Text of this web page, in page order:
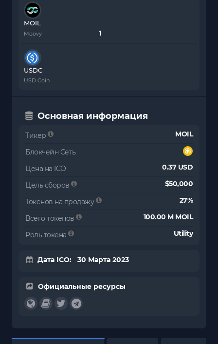
MOIL
Moovy
USDC
USD Coin
Основная информация
Тикер MOIL
Блокчейн Сеть
Цена на ICO
0.37 USD
Цель сборов $50,000
Токенов на продажу 27%
Всего токенов 100.00 M MOIL
Роль токена Utility
Дата ICO: 30 Марта 2023
Официальные ресурсы